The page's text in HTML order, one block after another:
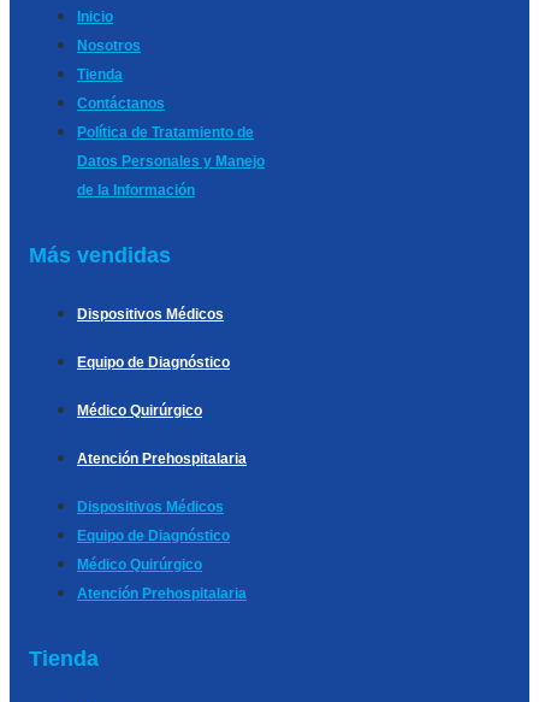
Inicio
Nosotros
Tienda
Contáctanos
Política de Tratamiento de
Datos Personales y Manejo
de la Información
Más vendidas
Dispositivos Médicos
Equipo de Diagnóstico
Médico Quirúrgico
Atención Prehospitalaria
Dispositivos Médicos
Equipo de Diagnóstico
Médico Quirúrgico
Atención Prehospitalaria
Tienda